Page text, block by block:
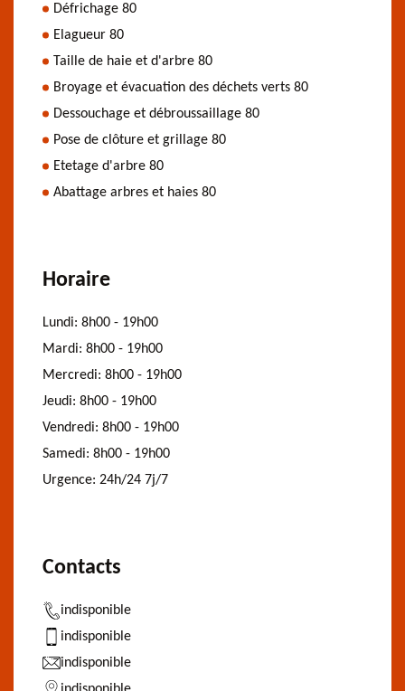
Défrichage 80
Elagueur 80
Taille de haie et d'arbre 80
Broyage et évacuation des déchets verts 80
Dessouchage et débroussaillage 80
Pose de clôture et grillage 80
Etetage d'arbre 80
Abattage arbres et haies 80
Horaire
Lundi: 8h00 - 19h00
Mardi: 8h00 - 19h00
Mercredi: 8h00 - 19h00
Jeudi: 8h00 - 19h00
Vendredi: 8h00 - 19h00
Samedi: 8h00 - 19h00
Urgence: 24h/24 7j/7
Contacts
indisponible
indisponible
indisponible